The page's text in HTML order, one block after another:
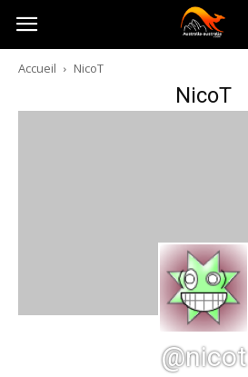
Australia-
australie.com
Accueil NicoT
NicoT
@nicot